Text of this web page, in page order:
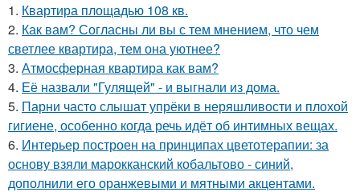
1. Квартира площадью 108 кв.
2. Как вам? Согласны ли вы с тем мнением, что чем
светлее квартира, тем она уютнее?
3. Атмосферная квартира как вам?
4. Её назвали "Гулящей" - и выгнали из дома.
5. Парни часто слышат упрёки в неряшливости и плохой
гигиене, особенно когда речь идёт об интимных вещах.
6. Интерьер построен на принципах цветотерапии: за
основу взяли марокканский кобальтово - синий,
дополнили его оранжевыми и мятными акцентами.